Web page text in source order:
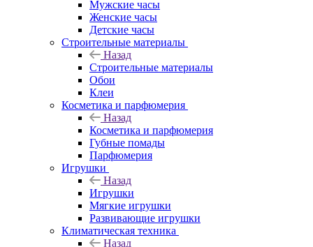
Мужские часы
Женские часы
Детские часы
Строительные материалы
Назад
Строительные материалы
Обои
Клеи
Косметика и парфюмерия
Назад
Косметика и парфюмерия
Губные помады
Парфюмерия
Игрушки
Назад
Игрушки
Мягкие игрушки
Развивающие игрушки
Климатическая техника
Назад